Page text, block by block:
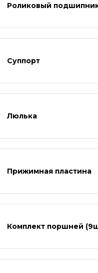
Роликовый
Суппорт
Люлька
Прижимная пластина
Комплект поршней